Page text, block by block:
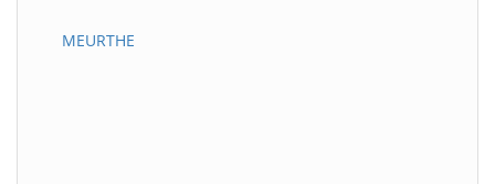
MEURTHE